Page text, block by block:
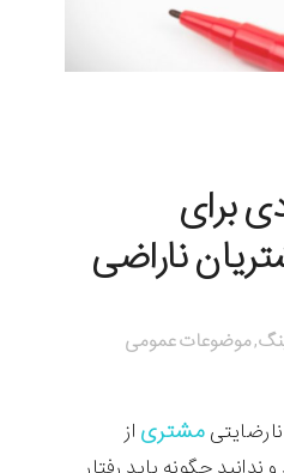
برای
ناراضی
,موضوعات عمومی
مشتری از